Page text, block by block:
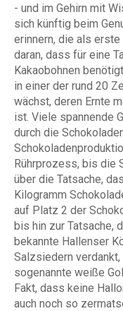
- und im Gehirn mit
sich künftig beim
erinnern, die als erste
daran, dass für eine
Kakaobohnen
in einer der rund 20
wächst, deren Ernte
ist. Viele spannende
durch die
Rührprozess, bis die
über die Tatsache,
Kilogramm
auf Platz 2 der
bis hin zur Tatsache,
bekannte Hallenser
Salzsiedern
sogenannte weiße
Fakt, dass keine
auch noch so